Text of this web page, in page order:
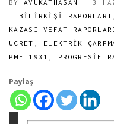
BY AVUKATHASAN | 3
|
BILIRKIŞI RAPORLARI
KAZASI VEFAT
ÜCRET
ELEKTRİK
PMF 1931
PROGRESIF
Paylaş